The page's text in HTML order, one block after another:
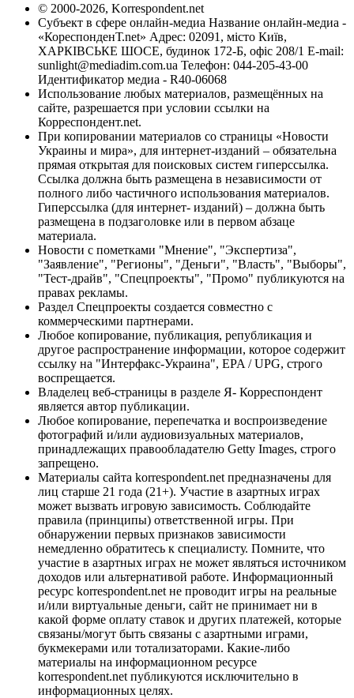
© 2000-2026, Korrespondent.net
Субъект в сфере онлайн-медиа Название онлайн-медиа -
«КореспонденТ.net» Адрес: 02091, місто Київ,
ХАРКІВСЬКЕ ШОСЕ, будинок 172-Б, офіс 208/1 E-mail:
sunlight@mediadim.com.ua Телефон: 044-205-43-00
Идентификатор медиа - R40-06068
Использование любых материалов, размещённых на
сайте, разрешается при условии ссылки на
Корреспондент.net.
При копировании материалов со страницы «Новости
Украины и мира», для интернет-изданий – обязательна
прямая открытая для поисковых систем гиперссылка.
Ссылка должна быть размещена в независимости от
полного либо частичного использования материалов.
Гиперссылка (для интернет- изданий) – должна быть
размещена в подзаголовке или в первом абзаце
материала.
Новости с пометками "Мнение", "Экспертиза",
"Заявление", "Регионы", "Деньги", "Власть", "Выборы",
"Тест-драйв", "Спецпроекты", "Промо" публикуются на
правах рекламы.
Раздел Спецпроекты создается совместно с
коммерческими партнерами.
Любое копирование, публикация, републикация и
другое распространение информации, которое содержит
ссылку на "Интерфакс-Украина", EPA / UPG, строго
воспрещается.
Владелец веб-страницы в разделе Я- Корреспондент
является автор публикации.
Любое копирование, перепечатка и воспроизведение
фотографий и/или аудиовизуальных материалов,
принадлежащих правообладателю Getty Images, строго
запрещено.
Материалы сайта korrespondent.net предназначены для
лиц старше 21 года (21+). Участие в азартных играх
может вызвать игровую зависимость. Соблюдайте
правила (принципы) ответственной игры. При
обнаружении первых признаков зависимости
немедленно обратитесь к специалисту. Помните, что
участие в азартных играх не может являться источником
доходов или альтернативой работе. Информационный
ресурс korrespondent.net не проводит игры на реальные
и/или виртуальные деньги, сайт не принимает ни в
какой форме оплату ставок и других платежей, которые
связаны/могут быть связаны с азартными играми,
букмекерами или тотализаторами. Какие-либо
материалы на информационном ресурсе
korrespondent.net публикуются исключительно в
информационных целях.